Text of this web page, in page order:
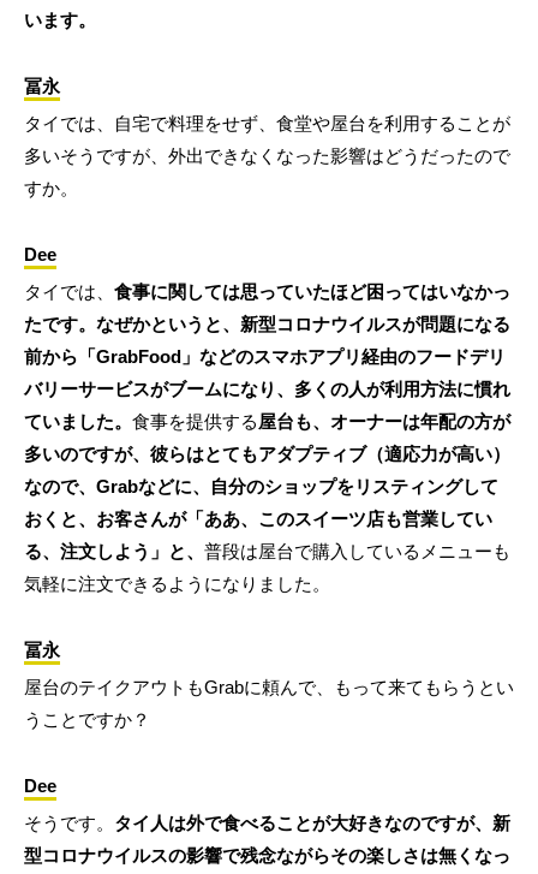
います。
冨永
タイでは、自宅で料理をせず、食堂や屋台を利用することが
多いそうですが、外出できなくなった影響はどうだったので
すか。
Dee
タイでは、 食事に関しては思っていたほど困ってはいなかっ
たです。なぜかというと、新型コロナウイルスが問題になる
前から「GrabFood」などのスマホアプリ経由のフードデリ
バリーサービスがブームになり、多くの人が利用方法に慣れ
ていました。 食事を提供する屋台も、オーナーは年配の方が
多いのですが、彼らはとてもアダプティブ（適応力が高い）
なので、Grabなどに、自分のショップをリスティングして
おくと、お客さんが「ああ、このスイーツ店も営業してい
る、注文しよう」と、 普段は屋台で購入しているメニューも
気軽に注文できるようになりました。
冨永
屋台のテイクアウトもGrabに頼んで、もって来てもらうとい
うことですか？
Dee
そうです。 タイ人は外で食べることが大好きなのですが、新
型コロナウイルスの影響で残念ながらその楽しさは無くなっ